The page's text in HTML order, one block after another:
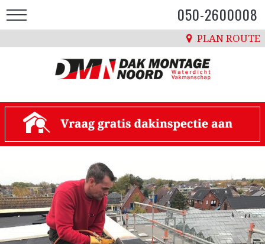
050-2600008
PLAN ROUTE